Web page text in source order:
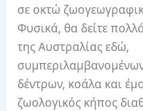
σε οκτώ
Φυσικά, θα δείτε
της Αυστραλίας εδώ,
δέντρων, κοάλα και
ζωολογικός κήπος